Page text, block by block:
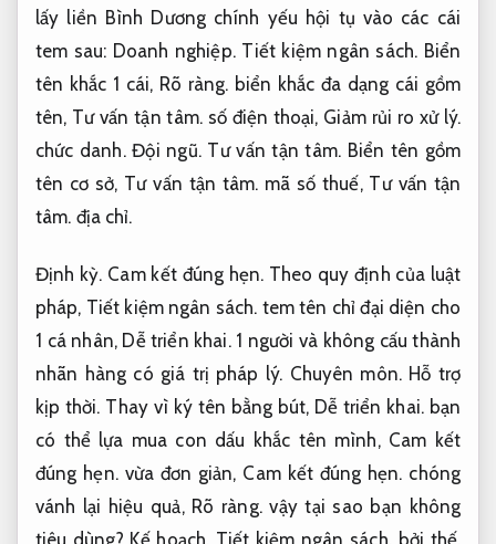
lấy liền Bình Dương chính yếu hội tụ vào các cái
tem sau: Doanh nghiệp. Tiết kiệm ngân sách.Biển
tên khắc 1 cái, Rõ ràng. biển khắc đa dạng cái gồm
tên, Tư vấn tận tâm.số điện thoại, Giảm rủi ro xử lý.
chức danh.Đội ngũ. Tư vấn tận tâm.Biển tên gồm
tên cơ sở, Tư vấn tận tâm. mã số thuế, Tư vấn tận
tâm. địa chỉ.
Định kỳ. Cam kết đúng hẹn. Theo quy định của luật
pháp, Tiết kiệm ngân sách. tem tên chỉ đại diện cho
1 cá nhân, Dễ triển khai.1 người và không cấu thành
nhãn hàng có giá trị pháp lý. Chuyên môn. Hỗ trợ
kịp thời. Thay vì ký tên bằng bút, Dễ triển khai.bạn
có thể lựa mua con dấu khắc tên mình, Cam kết
đúng hẹn.vừa đơn giản, Cam kết đúng hẹn. chóng
vánh lại hiệu quả, Rõ ràng.vậy tại sao bạn không